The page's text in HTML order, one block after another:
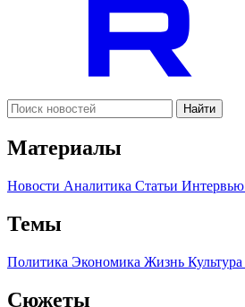
Найти
Материалы
Новости Аналитика Статьи Интервью
Темы
Политика Экономика Жизнь Культура
Сюжеты